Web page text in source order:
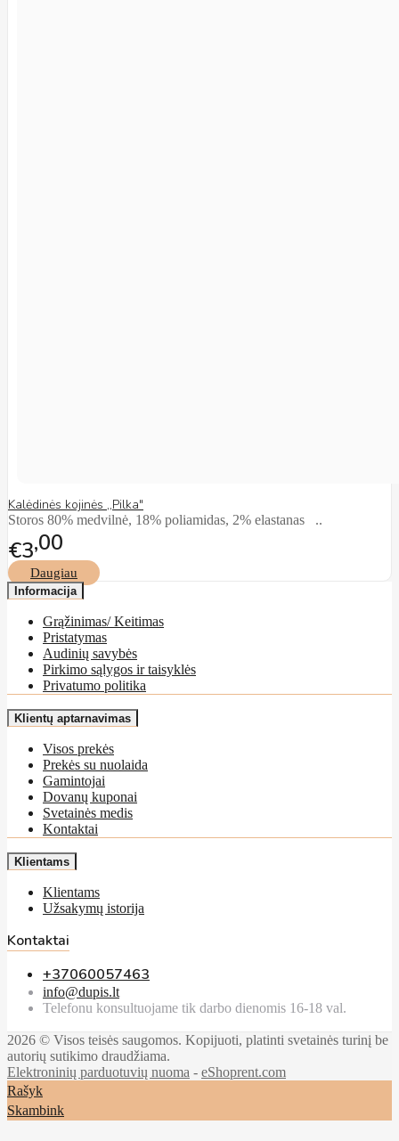
Kalėdinės kojinės ,,Pilka"
Storos 80% medvilnė, 18% poliamidas, 2% elastanas ..
€3 00
Daugiau
Informacija
Grąžinimas/ Keitimas
Pristatymas
Audinių savybės
Pirkimo sąlygos ir taisyklės
Privatumo politika
Klientų aptarnavimas
Visos prekės
Prekės su nuolaida
Gamintojai
Dovanų kuponai
Svetainės medis
Kontaktai
Klientams
Klientams
Užsakymų istorija
Kontaktai
+37060057463
info@dupis.lt
Telefonu konsultuojame tik darbo dienomis 16-18 val.
2026 © Visos teisės saugomos. Kopijuoti, platinti svetainės turinį be
autorių sutikimo draudžiama.
Elektroninių parduotuvių nuoma - eShoprent.com
Rašyk
Skambink